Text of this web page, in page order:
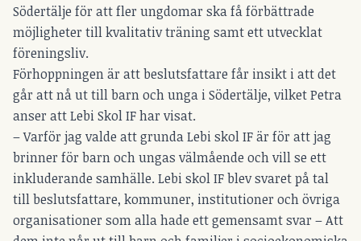
Södertälje för att fler ungdomar ska få förbättrade
möjligheter till kvalitativ träning samt ett utvecklat
föreningsliv.
Förhoppningen är att beslutsfattare får insikt i att det
går att nå ut till barn och unga i Södertälje, vilket Petra
anser att Lebi Skol IF har visat.
– Varför jag valde att grunda Lebi skol IF är för att jag
brinner för barn och ungas välmående och vill se ett
inkluderande samhälle. Lebi skol IF blev svaret på tal
till beslutsfattare, kommuner, institutioner och övriga
organisationer som alla hade ett gemensamt svar – Att